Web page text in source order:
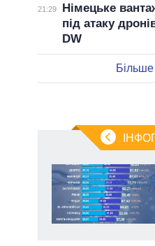
21:29
Німецьке
під атаку
DW